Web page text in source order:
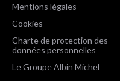
Mentions légales
Cookies
Charte de protection des
données personnelles
Le Groupe Albin Michel